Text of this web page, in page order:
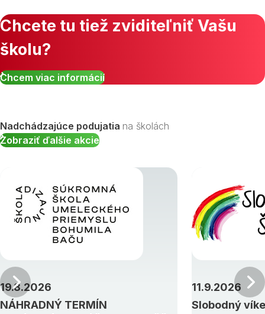
Chcete tu tiež zviditeľniť Vašu
školu?
Chcem viac informácií
Nadchádzajúce podujatia na školách
Zobraziť ďalšie akcie
NÁHRADNÝ TERMÍN
19.8.2026
Slobodný
11.9.2026
Predchádzajúci